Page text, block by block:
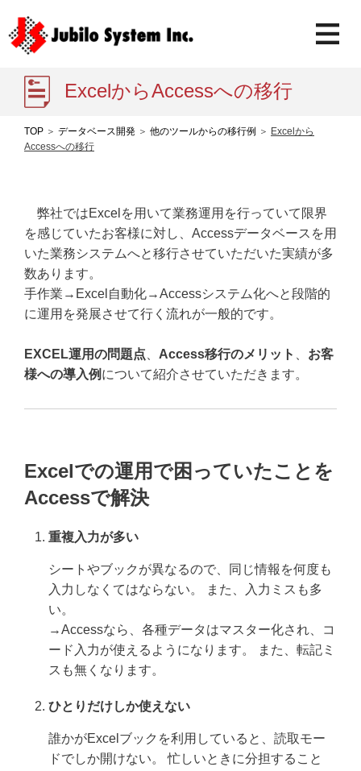
ExcelからAccessへの移行
TOP ＞ データベース開発 ＞ 他のツールからの移行例 ＞ Excelから
Accessへの移行
弊社ではExcelを用いて業務運用を行っていて限界
を感じていたお客様に対し、Accessデータベースを用
いた業務システムへと移行させていただいた実績が多
数あります。
手作業→Excel自動化→Accessシステム化へと段階的
に運用を発展させて行く流れが一般的です。
EXCEL運用の問題点 Access移行のメリット
お客
様への導入例 について紹介させていただきます。
Excelでの運用で困っていたことを
Accessで解決
重複入力が多い
シートやブックが異なるので、同じ情報を何度も
入力しなくてはならない。 また、入力ミスも多
い。
→Accessなら、各種データはマスター化され、コ
ード入力が使えるようになります。 また、転記ミ
スも無くなります。
ひとりだけしか使えない
誰かがExcelブックを利用していると、読取モー
ドでしか開けない。 忙しいときに分担すること